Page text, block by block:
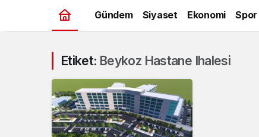
Gündem Siyaset Ekonomi Spor
Etiket: Beykoz Hastane Ihalesi